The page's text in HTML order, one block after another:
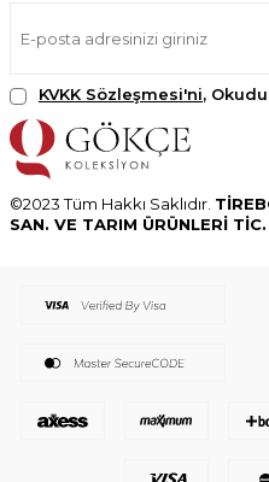
KVKK Sözleşmesi'ni,
©2023 Tüm Hakkı Saklıdır.
SAN. VE TARIM ÜRÜNLERİ